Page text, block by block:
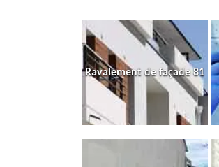
Ravalement de façade 81